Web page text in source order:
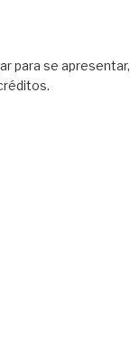
para se apresentar,